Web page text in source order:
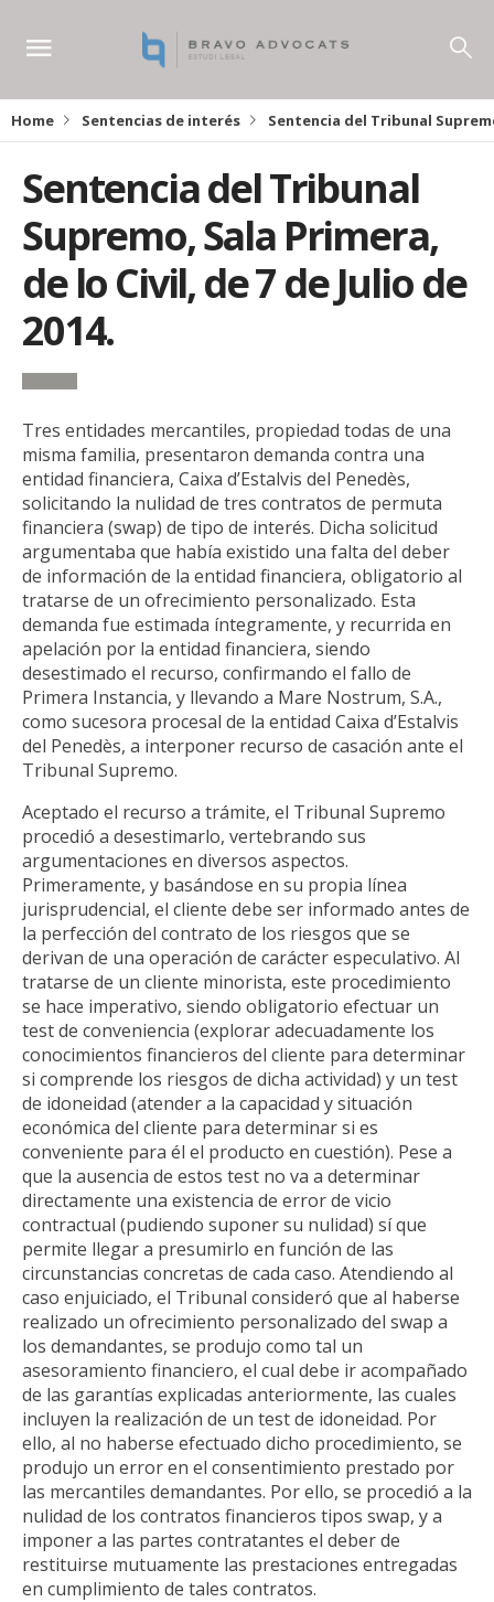
Home Sentencias de interés Sentencia del Tribunal
Sentencia del Tribunal
Supremo, Sala Primera,
de lo Civil, de 7 de Julio de
2014.
Tres entidades mercantiles, propiedad todas de una
misma familia, presentaron demanda contra una
entidad financiera, Caixa d’Estalvis del Penedès,
solicitando la nulidad de tres contratos de permuta
financiera (swap) de tipo de interés. Dicha solicitud
argumentaba que había existido una falta del deber
de información de la entidad financiera, obligatorio al
tratarse de un ofrecimiento personalizado. Esta
demanda fue estimada íntegramente, y recurrida en
apelación por la entidad financiera, siendo
desestimado el recurso, confirmando el fallo de
Primera Instancia, y llevando a Mare Nostrum, S.A.,
como sucesora procesal de la entidad Caixa d’Estalvis
del Penedès, a interponer recurso de casación ante el
Tribunal Supremo.
Aceptado el recurso a trámite, el Tribunal Supremo
procedió a desestimarlo, vertebrando sus
argumentaciones en diversos aspectos.
Primeramente, y basándose en su propia línea
jurisprudencial, el cliente debe ser informado antes de
la perfección del contrato de los riesgos que se
derivan de una operación de carácter especulativo. Al
tratarse de un cliente minorista, este procedimiento
se hace imperativo, siendo obligatorio efectuar un
test de conveniencia (explorar adecuadamente los
conocimientos financieros del cliente para determinar
si comprende los riesgos de dicha actividad) y un test
de idoneidad (atender a la capacidad y situación
económica del cliente para determinar si es
conveniente para él el producto en cuestión). Pese a
que la ausencia de estos test no va a determinar
directamente una existencia de error de vicio
contractual (pudiendo suponer su nulidad) sí que
permite llegar a presumirlo en función de las
circunstancias concretas de cada caso. Atendiendo al
caso enjuiciado, el Tribunal consideró que al haberse
realizado un ofrecimiento personalizado del swap a
los demandantes, se produjo como tal un
asesoramiento financiero, el cual debe ir acompañado
de las garantías explicadas anteriormente, las cuales
incluyen la realización de un test de idoneidad. Por
ello, al no haberse efectuado dicho procedimiento, se
produjo un error en el consentimiento prestado por
las mercantiles demandantes. Por ello, se procedió a la
nulidad de los contratos financieros tipos swap, y a
imponer a las partes contratantes el deber de
restituirse mutuamente las prestaciones entregadas
en cumplimiento de tales contratos.